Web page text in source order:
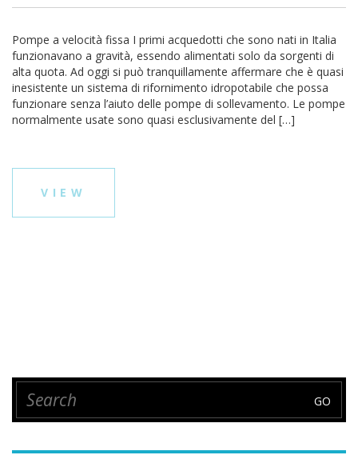
Pompe a velocità fissa I primi acquedotti che sono nati in Italia
funzionavano a gravità, essendo alimentati solo da sorgenti di
alta quota. Ad oggi si può tranquillamente affermare che è quasi
inesistente un sistema di rifornimento idropotabile che possa
funzionare senza l’aiuto delle pompe di sollevamento. Le pompe
normalmente usate sono quasi esclusivamente del […]
VIEW